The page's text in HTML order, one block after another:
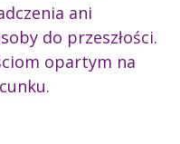
ani
do przeszłości.
opartym na